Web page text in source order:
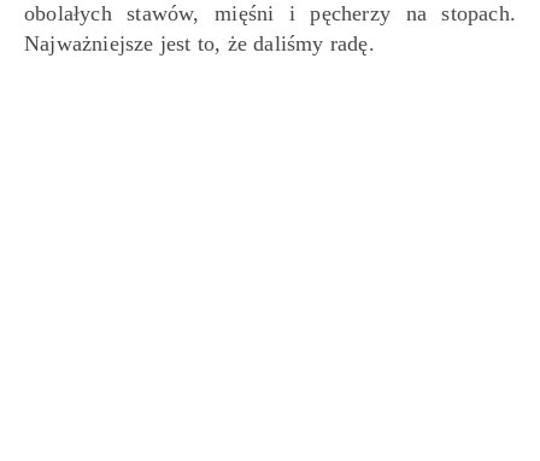
obolałych stawów, mięśni i pęcherzy na stopach.
Najważniejsze jest to, że daliśmy radę.